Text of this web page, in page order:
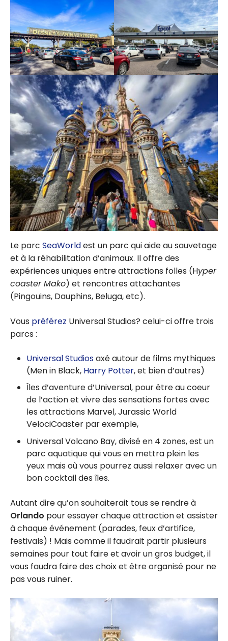
Le parc SeaWorldest un parc qui aide au sauvetage
et à la réhabilitation d’animaux. Il offre des
expériences uniques entre attractions folles (Hyper
coaster Mako) et rencontres attachantes
(Pingouins, Dauphins, Beluga, etc).
Vous préférez Universal Studios? celui-ci offre trois
parcs :
Universal Studiosaxé autour de films mythiques
(Men in Black, Harry Potter, et bien d’autres)
Îles d’aventure d’Universal, pour être au coeur
de l’action et vivre des sensations fortes avec
les attractions Marvel, Jurassic World
VelociCoaster par exemple,
Universal Volcano Bay, divisé en 4 zones, est un
parc aquatique qui vous en mettra plein les
yeux mais où vous pourrez aussi relaxer avec un
bon cocktail des îles.
Autant dire qu’on souhaiterait tous se rendre à
Orlando pour essayer chaque attraction et assister
à chaque événement (parades, feux d’artifice,
festivals) ! Mais comme il faudrait partir plusieurs
semaines pour tout faire et avoir un gros budget, il
vous faudra faire des choix et être organisé pour ne
pas vous ruiner.